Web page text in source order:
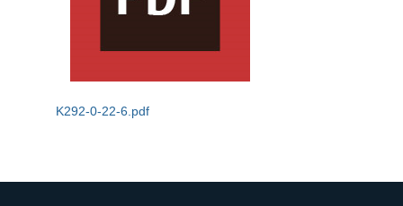
K292-0-22-6.pdf